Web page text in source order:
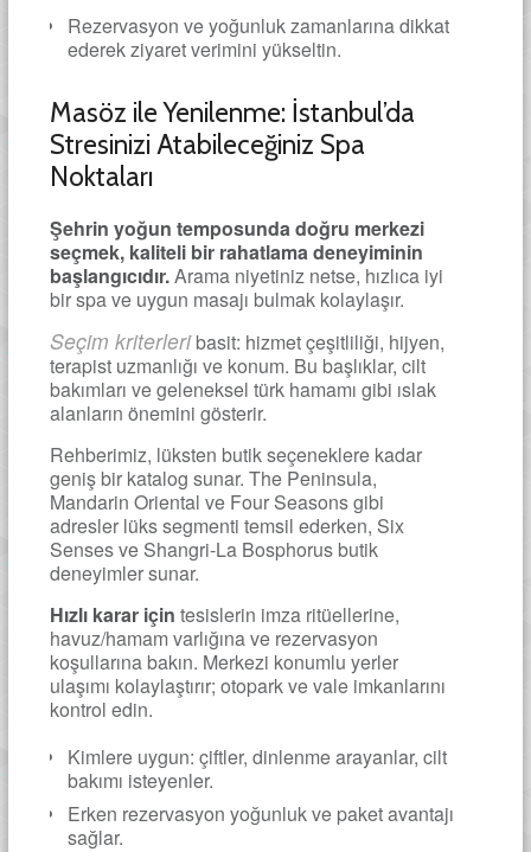
Rezervasyon ve yoğunluk zamanlarına dikkat
ederek ziyaret verimini yükseltin.
Masöz ile Yenilenme: İstanbul’da
Stresinizi Atabileceğiniz Spa
Noktaları
Şehrin yoğun temposunda doğru merkezi
seçmek, kaliteli bir rahatlama deneyiminin
başlangıcıdır.Arama niyetiniz netse, hızlıca iyi
bir spa ve uygun masajı bulmak kolaylaşır.
Seçim kriterleribasit: hizmet çeşitliliği, hijyen,
terapist uzmanlığı ve konum. Bu başlıklar, cilt
bakımları ve geleneksel türk hamamı gibi ıslak
alanların önemini gösterir.
Rehberimiz, lüksten butik seçeneklere kadar
geniş bir katalog sunar. The Peninsula,
Mandarin Oriental ve Four Seasons gibi
adresler lüks segmenti temsil ederken, Six
Senses ve Shangri-La Bosphorus butik
deneyimler sunar.
Hızlı karar için tesislerin imza ritüellerine,
havuz/hamam varlığına ve rezervasyon
koşullarına bakın. Merkezi konumlu yerler
ulaşımı kolaylaştırır; otopark ve vale imkanlarını
kontrol edin.
Kimlere uygun: çiftler, dinlenme arayanlar, cilt
bakımı isteyenler.
Erken rezervasyon yoğunluk ve paket avantajı
sağlar.